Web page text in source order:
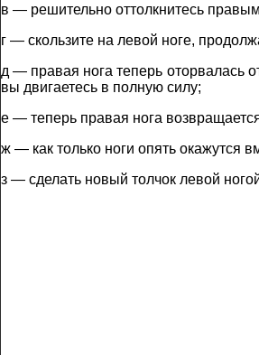
в — решительно оттолкнитесь
г — скользите на левой ноге,
д — правая нога теперь оторвалась
вы двигаетесь в полную силу;
е — теперь правая нога
ж — как только ноги опять окажутся
з — сделать новый толчок левой